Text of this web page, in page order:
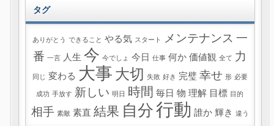
タグ
ありがとう できること やる気 スタート メンテナンス 一
番 一言 人生 今 今でしょ 今日 仕事 何か 価値観 全て 力
同じ 変わる 大事 大切 失敗 好き 完璧 幸せ 形 必要
成功 手放す 新しい 明日 時間 毎日 物 理解 目標 目的
相手 素敵 素直 結果 自分行動 誰か 輝き 違う